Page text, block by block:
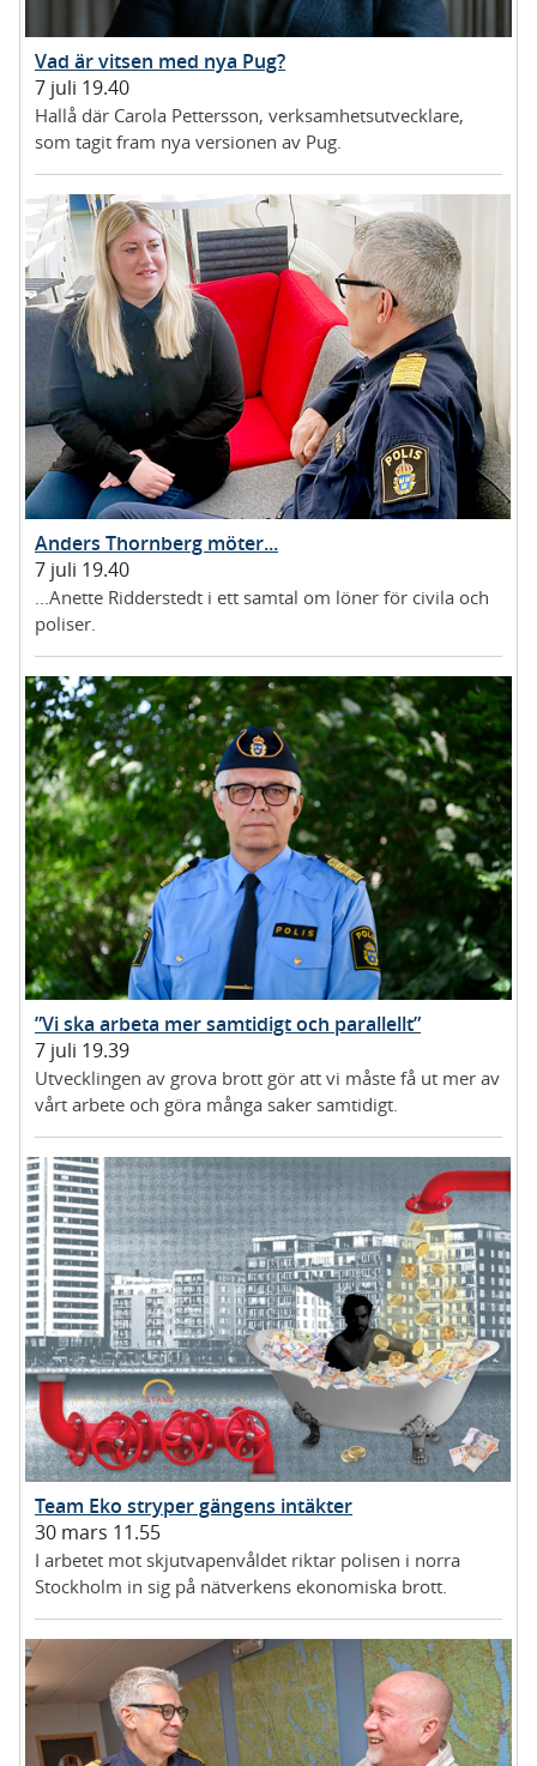
Vad är vitsen med nya Pug?
7 juli 19.40
Hallå där Carola Pettersson, verksamhetsutvecklare,
som tagit fram nya versionen av Pug.
Anders Thornberg möter...
7 juli 19.40
...Anette Ridderstedt i ett samtal om löner för civila och
poliser.
”Vi ska arbeta mer samtidigt och parallellt”
7 juli 19.39
Utvecklingen av grova brott gör att vi måste få ut mer av
vårt arbete och göra många saker samtidigt.
Team Eko stryper gängens intäkter
30 mars 11.55
I arbetet mot skjutvapenvåldet riktar polisen i norra
Stockholm in sig på nätverkens ekonomiska brott.